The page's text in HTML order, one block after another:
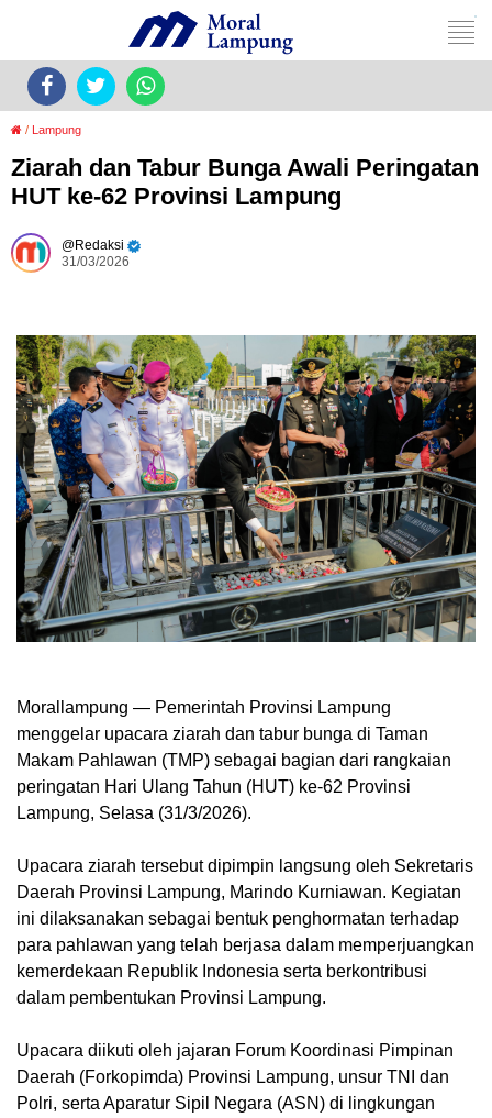
/ Lampung
Ziarah dan Tabur Bunga Awali Peringatan
HUT ke-62 Provinsi Lampung
Redaksi
31/03/2026
Morallampung — Pemerintah Provinsi Lampung
menggelar upacara ziarah dan tabur bunga di Taman
Makam Pahlawan (TMP) sebagai bagian dari rangkaian
peringatan Hari Ulang Tahun (HUT) ke-62 Provinsi
Lampung, Selasa (31/3/2026).
Upacara ziarah tersebut dipimpin langsung oleh Sekretaris
Daerah Provinsi Lampung, Marindo Kurniawan. Kegiatan
ini dilaksanakan sebagai bentuk penghormatan terhadap
para pahlawan yang telah berjasa dalam memperjuangkan
kemerdekaan Republik Indonesia serta berkontribusi
dalam pembentukan Provinsi Lampung.
Upacara diikuti oleh jajaran Forum Koordinasi Pimpinan
Daerah (Forkopimda) Provinsi Lampung, unsur TNI dan
Polri, serta Aparatur Sipil Negara (ASN) di lingkungan